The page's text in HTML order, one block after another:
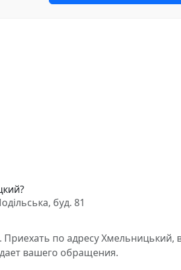
буд. 81
по адресу Хмельницький,
вашего обращения.